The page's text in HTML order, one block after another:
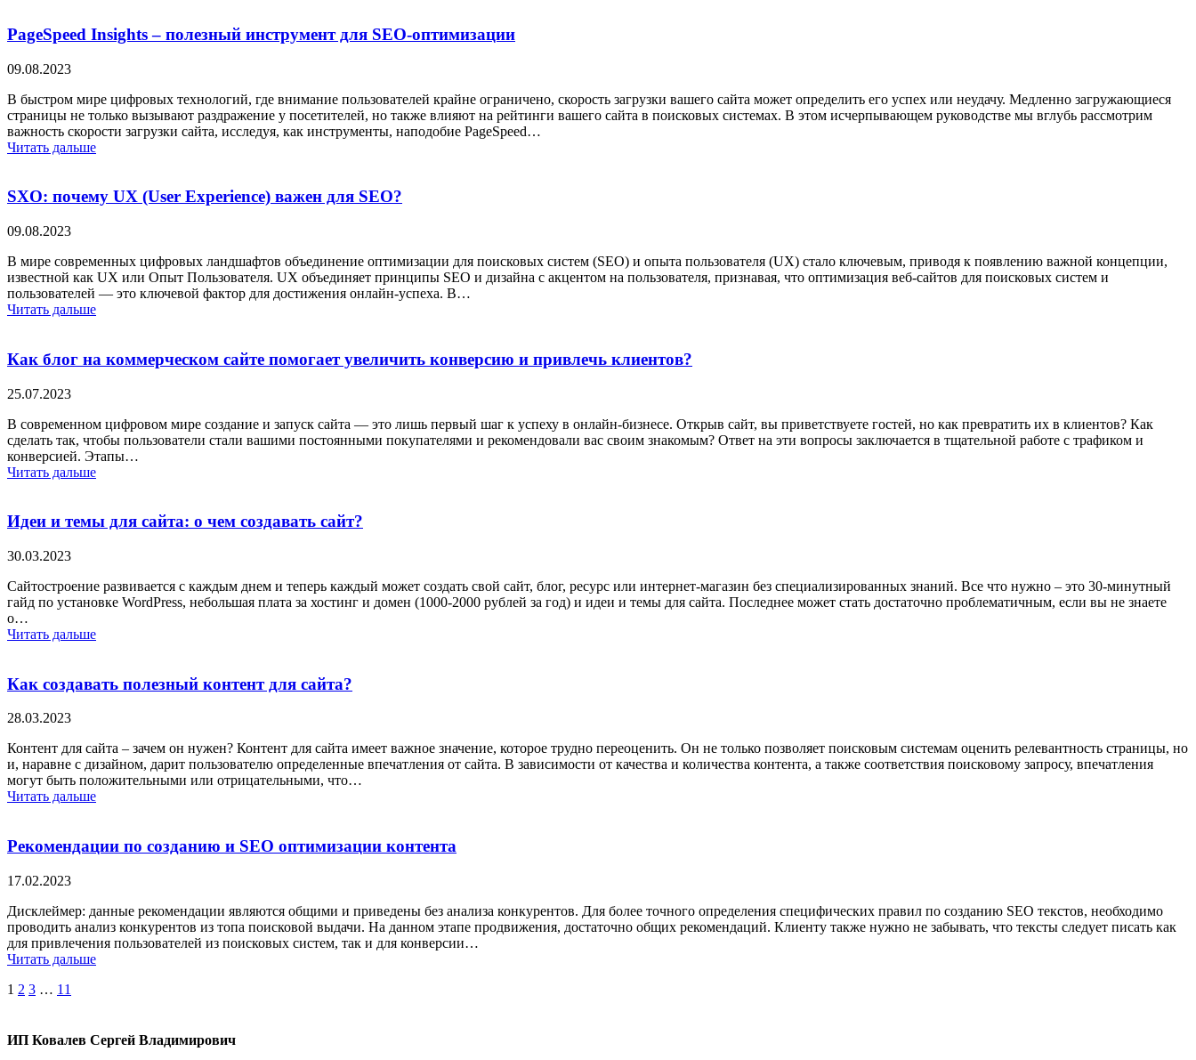
PageSpeed Insights – полезный инструмент для SEO-оптимизации
09.08.2023
В быстром мире цифровых технологий, где внимание пользователей крайне ограничено, скорость загрузки вашего сайта может определить его успех или неудачу. Медленно загружающиеся
страницы не только вызывают раздражение у посетителей, но также влияют на рейтинги вашего сайта в поисковых системах. В этом исчерпывающем руководстве мы вглубь рассмотрим
важность скорости загрузки сайта, исследуя, как инструменты, наподобие PageSpeed…
Читать дальше
SXO: почему UX (User Experience) важен для SEO?
09.08.2023
В мире современных цифровых ландшафтов объединение оптимизации для поисковых систем (SEO) и опыта пользователя (UX) стало ключевым, приводя к появлению важной концепции,
известной как UX или Опыт Пользователя. UX объединяет принципы SEO и дизайна с акцентом на пользователя, признавая, что оптимизация веб-сайтов для поисковых систем и
пользователей — это ключевой фактор для достижения онлайн-успеха. В…
Читать дальше
Как блог на коммерческом сайте помогает увеличить конверсию и привлечь клиентов?
25.07.2023
В современном цифровом мире создание и запуск сайта — это лишь первый шаг к успеху в онлайн-бизнесе. Открыв сайт, вы приветствуете гостей, но как превратить их в клиентов? Как
сделать так, чтобы пользователи стали вашими постоянными покупателями и рекомендовали вас своим знакомым? Ответ на эти вопросы заключается в тщательной работе с трафиком и
конверсией. Этапы…
Читать дальше
Идеи и темы для сайта: о чем создавать сайт?
30.03.2023
Сайтостроение развивается с каждым днем и теперь каждый может создать свой сайт, блог, ресурс или интернет-магазин без специализированных знаний. Все что нужно – это 30-минутный
гайд по установке WordPress, небольшая плата за хостинг и домен (1000-2000 рублей за год) и идеи и темы для сайта. Последнее может стать достаточно проблематичным, если вы не знаете
о…
Читать дальше
Как создавать полезный контент для сайта?
28.03.2023
Контент для сайта – зачем он нужен? Контент для сайта имеет важное значение, которое трудно переоценить. Он не только позволяет поисковым системам оценить релевантность страницы, но
и, наравне с дизайном, дарит пользователю определенные впечатления от сайта. В зависимости от качества и количества контента, а также соответствия поисковому запросу, впечатления
могут быть положительными или отрицательными, что…
Читать дальше
Рекомендации по созданию и SEO оптимизации контента
17.02.2023
Дисклеймер: данные рекомендации являются общими и приведены без анализа конкурентов. Для более точного определения специфических правил по созданию SEO текстов, необходимо
проводить анализ конкурентов из топа поисковой выдачи. На данном этапе продвижения, достаточно общих рекомендаций. Клиенту также нужно не забывать, что тексты следует писать как
для привлечения пользователей из поисковых систем, так и для конверсии…
Читать дальше
Навигация
записям
Страница
1 Страница
2 Страница
3 … Страница
11
ИП Ковалев Сергей Владимирович